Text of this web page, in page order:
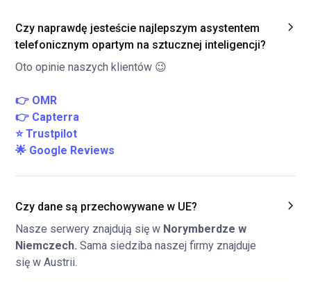
Czy naprawdę jesteście najlepszym asystentem
telefonicznym opartym na sztucznej inteligencji?
Oto opinie naszych klientów 😉
👉 OMR
👉 Capterra
⭐ Trustpilot
🌟 Google Reviews
Czy dane są przechowywane w UE?
Nasze serwery znajdują się w Norymberdze w
Niemczech. Sama siedziba naszej firmy znajduje
się w Austrii.